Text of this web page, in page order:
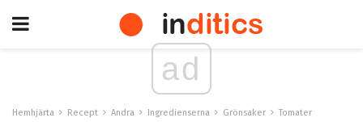
ad
Hemhjärta Recept Andra Ingredienserna Grönsaker Tomater